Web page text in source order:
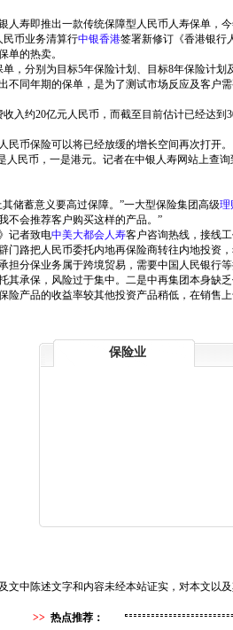
人寿即推出一款传统保障型人民币人寿保单
民币业务清算行中银香港签署新修订《香港银行
单的热卖。
，分别为目标5年保险计划、目标8年保险计划
同年期的保单，是为了测试市场反应及客
入约20亿元人民币，而截至目前估计已经达
币保险可以将已经放缓的增长空间再次打开。
民币，一是港元。记者在中银人寿网站上
储蓄意义要高过保障。”一大型保险集团高级理
不会推荐客户购买这样的产品。”
记者致电中美大都会人寿客户咨询热线，接线
路把人民币委托内地再保险商转往内地投资
分保业务属于跨境贸易，需要中国人民银
承保，风险过于集中。二是中再集团本身缺乏
产品的收益率较其他投资产品稍低，在销
保险业
中陈述文字和内容未经本站证实，对本文
>> 热点推荐：